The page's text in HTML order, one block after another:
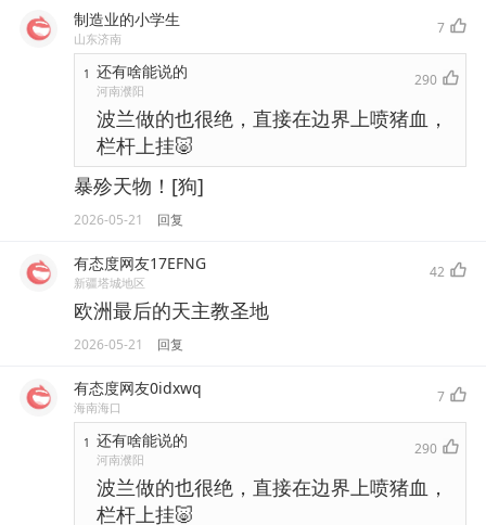
制造业的小学生
山东济南
7
1 还有啥能说的
河南濮阳
290
波兰做的也很绝，直接在边界上喷猪血，
栏杆上挂🐷
暴殄天物！[狗]
2026-05-21 回复
有态度网友17EFNG
新疆塔城地区
42
欧洲最后的天主教圣地
2026-05-21 回复
有态度网友0idxwq
海南海口
7
1 还有啥能说的
河南濮阳
290
波兰做的也很绝，直接在边界上喷猪血，
栏杆上挂🐷